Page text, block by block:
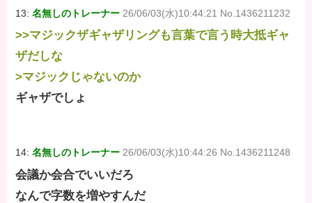
13:名無しのトレーナー 26/06/03(水)10:44:21 No.1436211232
>>マジックザギャザリングも言葉で言う時大抵ギャ
ザだしな
>マジックじゃないのか
ギャザでしょ
14:名無しのトレーナー 26/06/03(水)10:44:26 No.1436211248
会議か会合でいいだろ
なんで字数を増やすんだ